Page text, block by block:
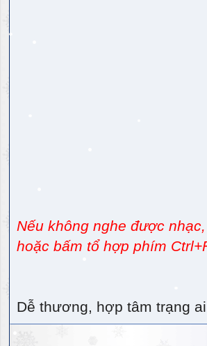
Nếu không nghe được
hoặc bấm tổ hợp phím
Dễ thương, hợp tâm trạng